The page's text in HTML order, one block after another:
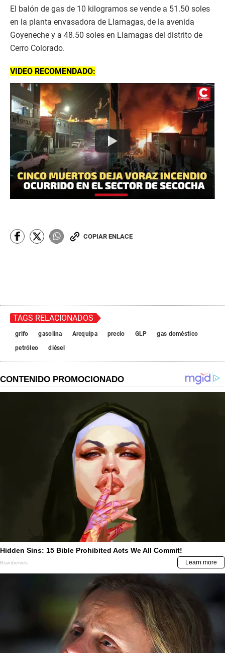
El balón de gas de 10 kilogramos se vende a 51.50 soles
en la planta envasadora de Llamagas, de la avenida
Goyeneche y a 48.50 soles en Llamagas del distrito de
Cerro Colorado.
VIDEO RECOMENDADO:
COPIAR ENLACE
TAGS RELACIONADOS
grifo gasolina Arequipa precio GLP
gas doméstico
petróleo
diésel